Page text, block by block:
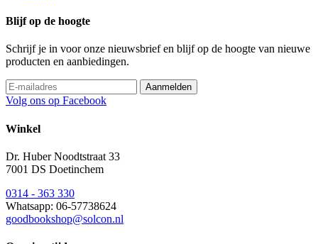
Blijf op de hoogte
Schrijf je in voor onze nieuwsbrief en blijf op de hoogte van nieuwe
producten en aanbiedingen.
Volg ons op Facebook
Winkel
Dr. Huber Noodtstraat 33
7001 DS Doetinchem
0314 - 363 330
Whatsapp: 06-57738624
goodbookshop@solcon.nl